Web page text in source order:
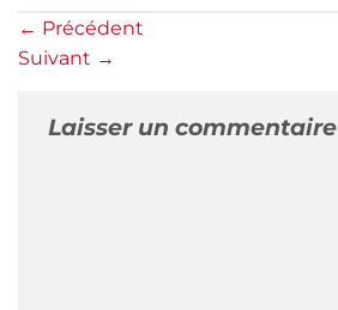
← Précédent
Suivant →
Laisser un commentaire